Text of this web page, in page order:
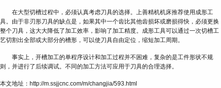
在大型切槽过程中，必须认真考虑刀具的选择。上善精机机床推荐使用成形工
具。由于非刃形刀具的缺点是，如果其中一个齿比其他齿损坏或磨损得快，必须更换
整个刀具，这大大降低了加工效率，影响了加工精度。成形工具可以通过一次切槽工
艺切割出全部或大部分的槽形，可以使刀具自由定位，缩短加工周期。
事实上，开槽加工的单程序设计和加工过程并不困难，复杂的是工件形状不规
则，并进行了后续调试。不同的加工方法可应用于刀具的合理选择。
本文地址：http://m.ssjjcnc.com/m/changjia/593.html